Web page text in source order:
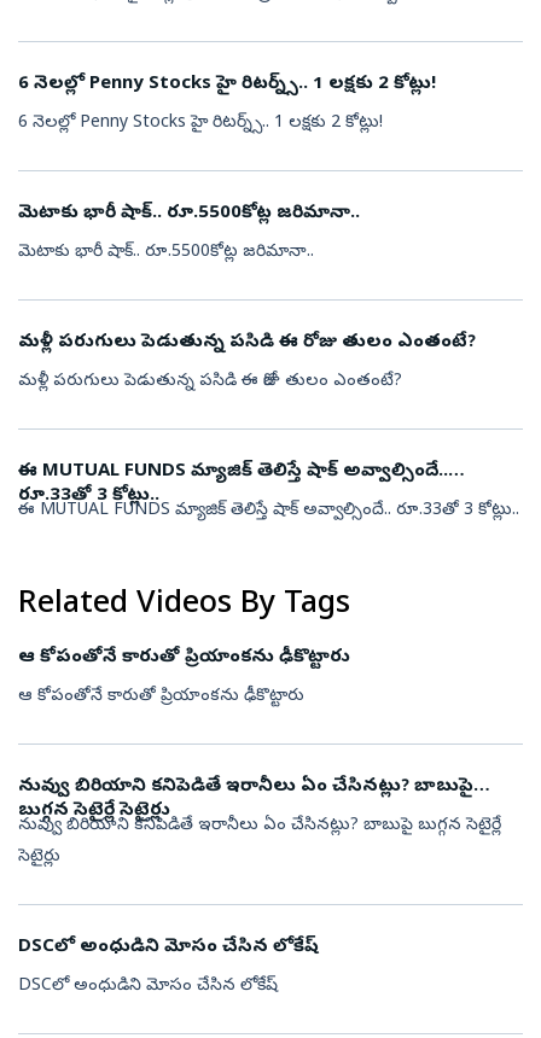
6 నెలల్లో Penny Stocks హై రిటర్న్స్.. 1 లక్షకు 2 కోట్లు!
6 నెలల్లో Penny Stocks హై రిటర్న్స్.. 1 లక్షకు 2 కోట్లు!
మెటాకు భారీ షాక్.. రూ.5500కోట్ల జరిమానా..
మెటాకు భారీ షాక్.. రూ.5500కోట్ల జరిమానా..
మళ్లీ పరుగులు పెడుతున్న పసిడి ఈ రోజు తులం ఎంతంటే?
మళ్లీ పరుగులు పెడుతున్న పసిడి ఈ రోజు తులం ఎంతంటే?
ఈ MUTUAL FUNDS మ్యాజిక్ తెలిస్తే షాక్ అవ్వాల్సిందే..
రూ.33తో 3 కోట్లు..
ఈ MUTUAL FUNDS మ్యాజిక్ తెలిస్తే షాక్ అవ్వాల్సిందే.. రూ.33తో 3 కోట్లు..
Related Videos By Tags
ఆ కోపంతోనే కారుతో ప్రియాంకను ఢీకొట్టారు
ఆ కోపంతోనే కారుతో ప్రియాంకను ఢీకొట్టారు
నువ్వు బిరియాని కనిపెడితే ఇరానీలు ఏం చేసినట్లు? బాబుపై
బుగ్గన సెటైర్లే సెటైర్లు
నువ్వు బిరియాని కనిపెడితే ఇరానీలు ఏం చేసినట్లు? బాబుపై బుగ్గన సెటైర్లే
సెటైర్లు
DSCలో అంధుడిని మోసం చేసిన లోకేష్
DSCలో అంధుడిని మోసం చేసిన లోకేష్